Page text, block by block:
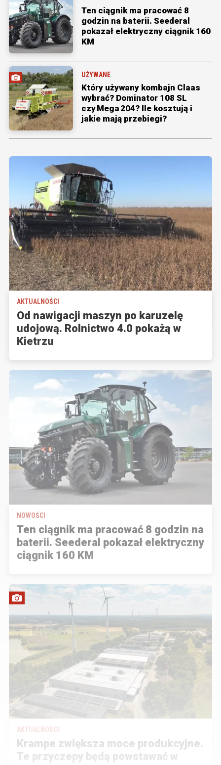
Ten ciągnik ma pracować 8
godzin na baterii. Seederal
pokazał elektryczny ciągnik 160
KM
UŻYWANE
Który używany kombajn Claas
wybrać? Dominator 108 SL
czy Mega 204? Ile kosztują i
jakie mają przebiegi?
AKTUALNOŚCI
Od nawigacji maszyn po karuzelę
udojową. Rolnictwo 4.0 pokażą w
Kietrzu
NOWOŚCI
Ten ciągnik ma pracować 8 godzin na
baterii. Seederal pokazał elektryczny
ciągnik 160 KM
AKTUALNOŚCI
Krampe zwiększa moce produkcyjne.
Te przyczepy będą powstawać w